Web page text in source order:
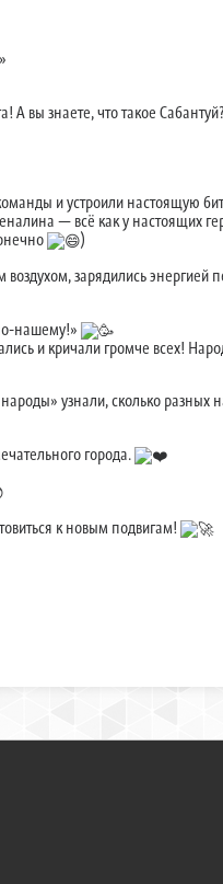
вы знаете, что такое
и устроили настоящую
— всё как у настоящих
)
зарядились энергией
нашему!»
и кричали громче всех!
узнали, сколько разных
города.
к новым подвигам!